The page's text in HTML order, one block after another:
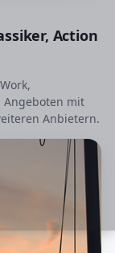
Action
Angeboten mit
Anbietern.